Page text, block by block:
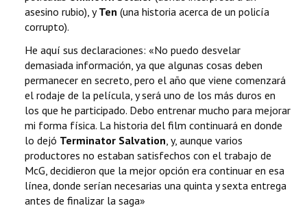
asesino rubio), yTen (una historia acerca de un policía
corrupto).
He aquí sus declaraciones: «No puedo desvelar
demasiada información, ya que algunas cosas deben
permanecer en secreto, pero el año que viene comenzará
el rodaje de la película, y será uno de los más duros en
los que he participado. Debo entrenar mucho para mejorar
mi forma física. La historia del film continuará en donde
lo dejó Terminator Salvation , y, aunque varios
productores no estaban satisfechos con el trabajo de
McG, decidieron que la mejor opción era continuar en esa
línea, donde serían necesarias una quinta y sexta entrega
antes de finalizar la saga»